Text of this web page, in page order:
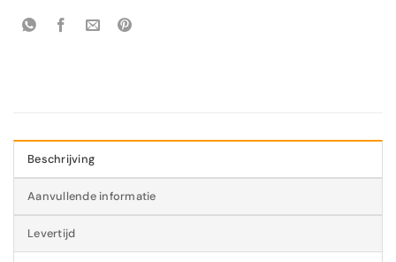
Beschrijving
Aanvullende informatie
Levertijd